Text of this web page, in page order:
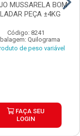
MUSSARELA BOM
PEÇA ±4KG
Código: 8241
Quilograma
de peso variável
FAÇA SEU
LOGIN